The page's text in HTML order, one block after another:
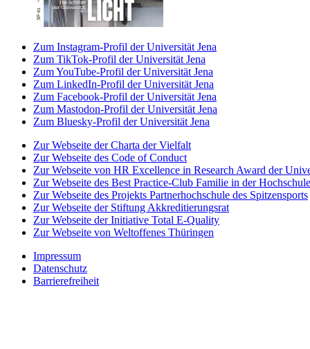
Zum Instagram-Profil der Universität Jena
Zum TikTok-Profil der Universität Jena
Zum YouTube-Profil der Universität Jena
Zum LinkedIn-Profil der Universität Jena
Zum Facebook-Profil der Universität Jena
Zum Mastodon-Profil der Universität Jena
Zum Bluesky-Profil der Universität Jena
Zur Webseite der Charta der Vielfalt
Zur Webseite des Code of Conduct
Zur Webseite von HR Excellence in Research Award der
Zur Webseite des Best Practice-Club Familie in der Hochschule
Zur Webseite des Projekts Partnerhochschule des Spitzensports
Zur Webseite der Stiftung Akkreditierungsrat
Zur Webseite der Initiative Total E-Quality
Zur Webseite von Weltoffenes Thüringen
Impressum
Datenschutz
Barrierefreiheit